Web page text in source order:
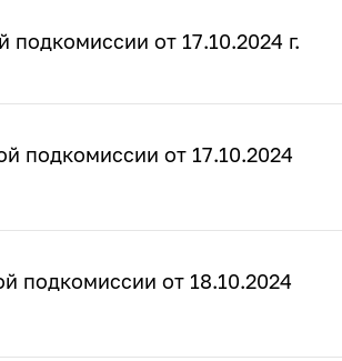
от 17.10.2024 г.
подкомиссии от 17.10.2024
подкомиссии от 18.10.2024